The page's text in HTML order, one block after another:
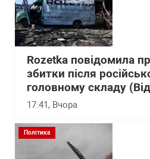
Rozetka повідомила
збитки після
головному складу
17:41, Вчора
Політика